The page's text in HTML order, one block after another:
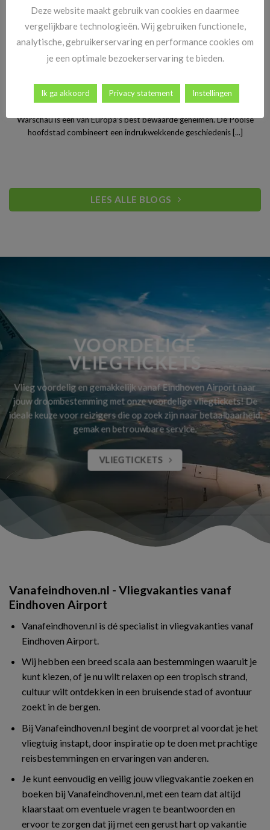
Stedentrip Warschau: ontdek de verrassende charme van
Polen’s bruisende hoofdstad
Warschau is een van Europa’s best bewaarde geheimen. De Poolse
hoofdstad combineert een indrukwekkende geschiedenis [...]
LEES ALLE BLOGS
VOORDELIGE
VLIEGTICKETS
Vlieg voordelig en gemakkelijk vanaf Eindhoven Airport naar
jouw droombestemming met onze voordelige vliegtickets! De
ideale keuze voor reizigers die op zoek zijn naar betaalbaarheid,
gemak en betrouwbare service.
VLIEGTICKETS
Vanafeindhoven.nl - Vliegvakanties vanaf
Eindhoven Airport
Vanafeindhoven.nl is dé specialist in vliegvakanties vanaf
Eindhoven Airport.
Wij hebben een breed scala aan bestemmingen waaruit je
kunt kiezen, of je nu wilt relaxen op een tropisch strand,
cultuur wilt ontdekken in een bruisende stad of avontuur
zoekt in de bergen.
Bij Vanafeindhoven.nl begint de voorpret al voordat je het
vliegtuig instapt, door inspiratie op te doen met prachtige
reisbestemmingen en ervaringen van anderen.
Je kunt eenvoudig en veilig jouw vliegvakantie zoeken en
boeken bij Vanafeindhoven.nl, met een team dat altijd
klaarstaat om eventuele vragen te beantwoorden en
ervoor te zorgen dat jij met een gerust hart op vakantie
Deze website maakt gebruik van cookies en daarmee
vergelijkbare technologieën. Wij gebruiken functionele,
analytische, gebruikerservaring en performance cookies om
je een optimale bezoekerservaring te bieden.
Ik ga akkoord Privacy statement Instellingen